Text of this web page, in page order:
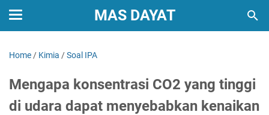
MAS DAYAT
Home / Kimia /Soal IPA
Mengapa konsentrasi CO2 yang tinggi
di udara dapat menyebabkan kenaikan